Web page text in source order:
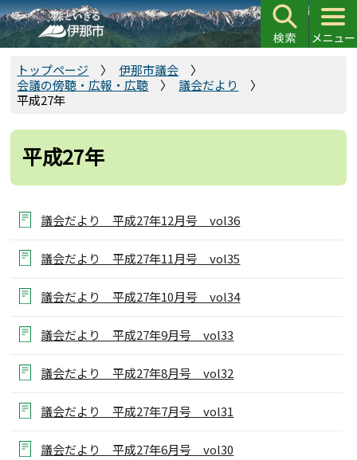
こ
の
ペ
先
トップページ
伊那市議会
会議の傍聴・広報・広聴
議会だより
平成27年
平成27年
議会だより 平成27年12月号 vol36
議会だより 平成27年11月号 vol35
議会だより 平成27年10月号 vol34
議会だより 平成27年9月号 vol33
議会だより 平成27年8月号 vol32
議会だより 平成27年7月号 vol31
議会だより 平成27年6月号 vol30